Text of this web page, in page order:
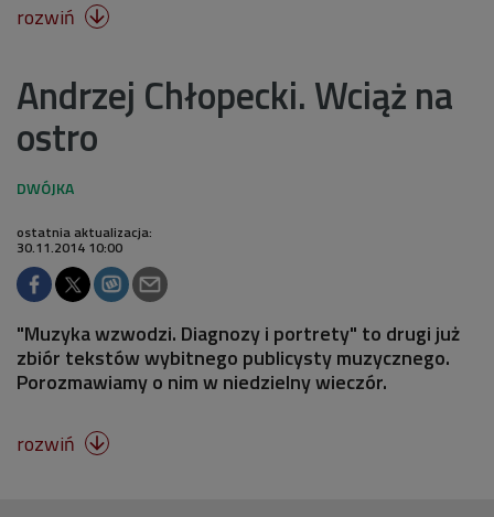
rozwiń 
Andrzej Chłopecki. Wciąż na
ostro
ostatnia aktualizacja:
30.11.2014 10:00
"Muzyka wzwodzi. Diagnozy i portrety" to drugi już
zbiór tekstów wybitnego publicysty muzycznego.
Porozmawiamy o nim w niedzielny wieczór.
rozwiń 